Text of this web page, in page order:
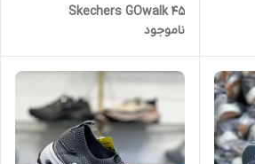
۴۵ Skechers GOwalk
ناموجود